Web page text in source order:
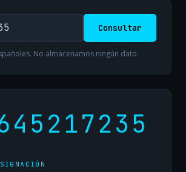
Consultar
No almacenamos ningún dato.